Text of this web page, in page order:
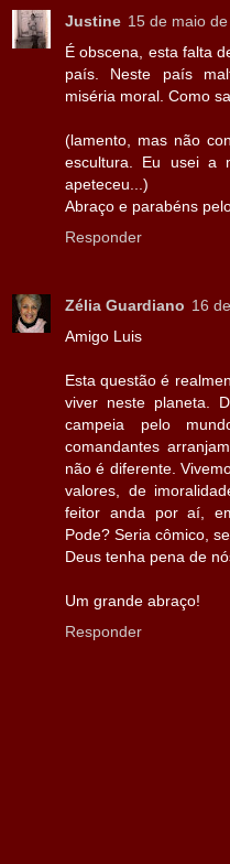
Justine 15 de maio
É obscena, esta falta
país. Neste país
miséria moral. Como
(lamento, mas não
escultura. Eu usei a
apeteceu...)
Abraço e parabéns
Responder
Zélia Guardiano 16
Amigo Luis
Esta questão é
viver neste planeta.
campeia pelo
comandantes
não é diferente.
valores, de
feitor anda por aí,
Pode? Seria cômico,
Deus tenha pena de
Um grande abraço!
Responder